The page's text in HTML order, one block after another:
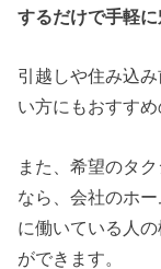
するだけで手軽
引越しや住み込
い方にもおすすめ
また、希望のタ
なら、会社のホ
に働いている人
ができます。